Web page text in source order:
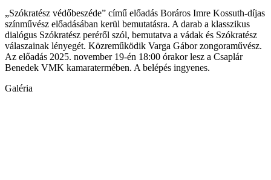
„Szókratész védőbeszéde” című előadás Boráros Imre Kossuth-díjas
színművész előadásában kerül bemutatásra. A darab a klasszikus
dialógus Szókratész peréről szól, bemutatva a vádak és Szókratész
válaszainak lényegét. Közreműködik Varga Gábor zongoraművész.
Az előadás 2025. november 19-én 18:00 órakor lesz a Csaplár
Benedek VMK kamaratermében. A belépés ingyenes.
Galéria